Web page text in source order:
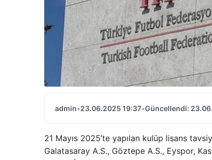
admin•23.06.2025 19:37•Güncellendi:
21 Mayıs 2025’te yapılan kulüp lisans
Galatasaray A.S., Göztepe A.S., Eyspor,